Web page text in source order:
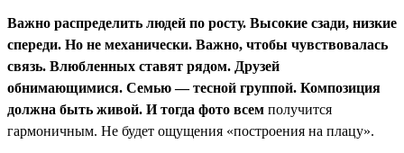
Важно распределить людей по росту. Высокие сзади, низкие
спереди. Но не механически. Важно, чтобы чувствовалась
связь. Влюбленных ставят рядом. Друзей
обнимающимися. Семью — тесной группой. Композиция
должна быть живой. И тогда фото всем получится
гармоничным. Не будет ощущения «построения на плацу».